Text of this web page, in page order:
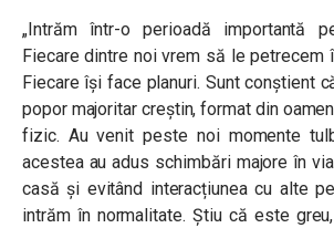
„Intrăm într-o perioadă importantă
Fiecare dintre noi vrem să le petrecem
Fiecare își face planuri. Sunt conștient
popor majoritar creștin, format din
fizic. Au venit peste noi momente
acestea au adus schimbări majore în
casă și evitând interacțiunea cu alte
intrăm în normalitate. Știu că este